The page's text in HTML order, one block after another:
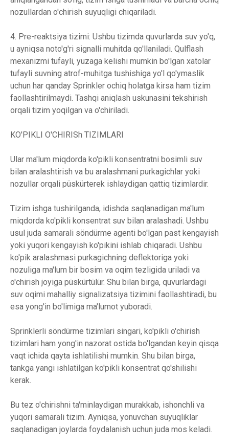
nozullardan o'chirish suyuqligi chiqariladi.
4. Pre-reaktsiya tizimi: Ushbu tizimda quvurlarda suv yo'q,
u ayniqsa noto'g'ri signalli muhitda qo'llaniladi. Qulflash
mexanizmi tufayli, yuzaga kelishi mumkin bo'lgan xatolar
tufayli suvning atrof-muhitga tushishiga yo'l qo'ymaslik
uchun har qanday Sprinkler ochiq holatga kirsa ham tizim
faollashtirilmaydi. Tashqi aniqlash uskunasini tekshirish
orqali tizim yoqilgan va o'chiriladi.
KO'PIKLI O'CHIRISh TIZIMLARI
Ular ma'lum miqdorda ko'pikli konsentratni bosimli suv
bilan aralashtirish va bu aralashmani purkagichlar yoki
nozullar orqali püskürterek ishlaydigan qattiq tizimlardir.
Tizim ishga tushirilganda, idishda saqlanadigan ma'lum
miqdorda ko'pikli konsentrat suv bilan aralashadi. Ushbu
usul juda samarali söndürme agenti bo'lgan past kengayish
yoki yuqori kengayish ko'pikini ishlab chiqaradi. Ushbu
ko'pik aralashmasi purkagichning deflektoriga yoki
nozuliga ma'lum bir bosim va oqim tezligida uriladi va
o'chirish joyiga püskürtülür. Shu bilan birga, quvurlardagi
suv oqimi mahalliy signalizatsiya tizimini faollashtiradi, bu
esa yong'in bo'limiga ma'lumot yuboradi.
Sprinklerli söndürme tizimlari singari, ko'pikli o'chirish
tizimlari ham yong'in nazorat ostida bo'lgandan keyin qisqa
vaqt ichida qayta ishlatilishi mumkin. Shu bilan birga,
tankga yangi ishlatilgan ko'pikli konsentrat qo'shilishi
kerak.
Bu tez o'chirishni ta'minlaydigan murakkab, ishonchli va
yuqori samarali tizim. Ayniqsa, yonuvchan suyuqliklar
saqlanadigan joylarda foydalanish uchun juda mos keladi.